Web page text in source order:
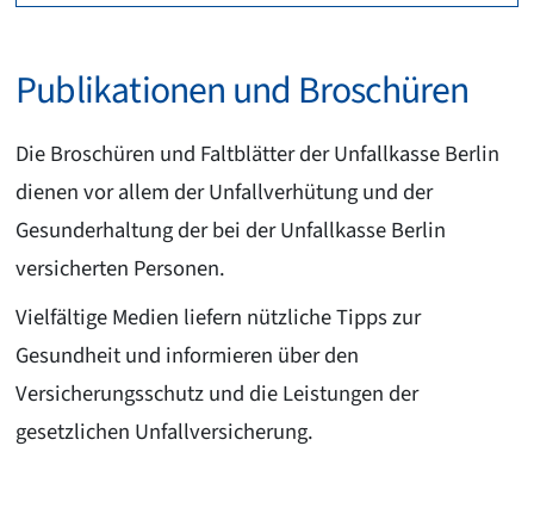
Publikationen und Broschüren
Die Broschüren und Faltblätter der Unfallkasse Berlin
dienen vor allem der Unfallverhütung und der
Gesunderhaltung der bei der Unfallkasse Berlin
versicherten Personen.
Vielfältige Medien liefern nützliche Tipps zur
Gesundheit und informieren über den
Versicherungsschutz und die Leistungen der
gesetzlichen Unfallversicherung.